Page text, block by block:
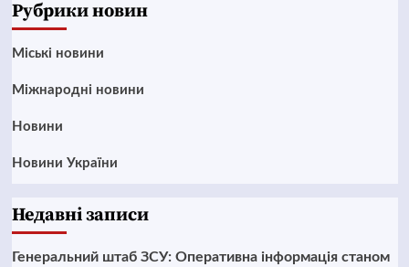
Рубрики новин
Mіські новини
Міжнародні новини
Новини
Новини України
Недавні записи
Генеральний штаб ЗСУ: Оперативна інформація станом